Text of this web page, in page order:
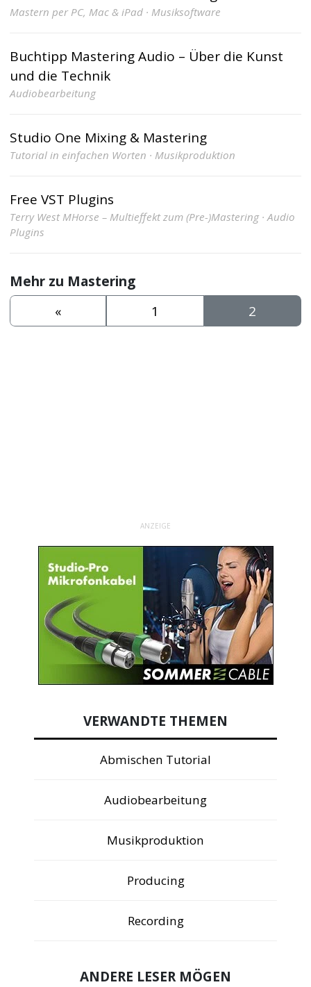
Mastern per PC, Mac & iPad · Musiksoftware
Buchtipp Mastering Audio – Über die Kunst
und die Technik
Audiobearbeitung
Studio One Mixing & Mastering
Tutorial in einfachen Worten · Musikproduktion
Free VST Plugins
Terry West MHorse – Multieffekt zum (Pre-)Mastering · Audio
Plugins
Mehr zu Mastering
«
1 2
ANZEIGE
VERWANDTE THEMEN
Abmischen Tutorial
Audiobearbeitung
Musikproduktion
Producing
Recording
ANDERE LESER MÖGEN